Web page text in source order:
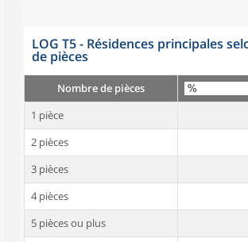
LOG T5 - Résidences principales
de pièces
Nombre de pièces
1 pièce
2 pièces
3 pièces
4 pièces
5 pièces ou plus